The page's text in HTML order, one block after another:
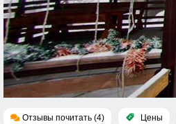
Отзывы почитать (4) Цены